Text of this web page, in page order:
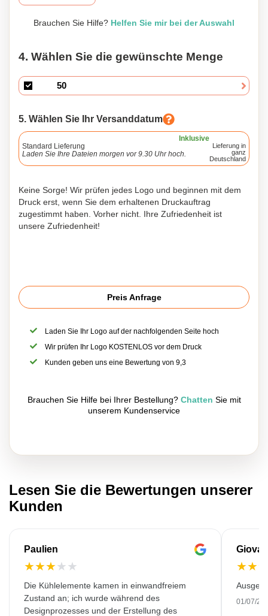
Brauchen Sie Hilfe? Helfen Sie mir bei der Auswahl
4. Wählen Sie die gewünschte Menge
5. Wählen Sie Ihr Versanddatum
Inklusive
Standard Lieferung
Laden Sie Ihre Dateien morgen vor 9.30 Uhr hoch.
Lieferung in
ganz
Deutschland
Keine Sorge! Wir prüfen jedes Logo und beginnen mit dem
Druck erst, wenn Sie dem erhaltenen Druckauftrag
zugestimmt haben. Vorher nicht. Ihre Zufriedenheit ist
unsere Zufriedenheit!
Preis Anfrage
Laden Sie Ihr Logo auf der nachfolgenden Seite hoch
Wir prüfen Ihr Logo KOSTENLOS vor dem Druck
Kunden geben uns eine Bewertung von 9,3
Brauchen Sie Hilfe bei Ihrer Bestellung? Chatten Sie mit
unserem Kundenservice
Lesen Sie die Bewertungen unserer
Kunden
Paulien
★★★★★
Die Kühlelemente kamen in einwandfreiem
Zustand an; ich wurde während des
Designprozesses und der Erstellung des
★★
01/07/